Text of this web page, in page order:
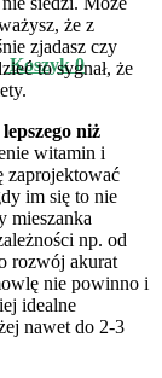
Koszyk 0
że z
zjadasz czy
to sygnał, że
niż
witamin i
zaprojektować
im się to nie
mieszanka
np. od
rozwój akurat
nie powinno i
idealne
nawet do 2-3